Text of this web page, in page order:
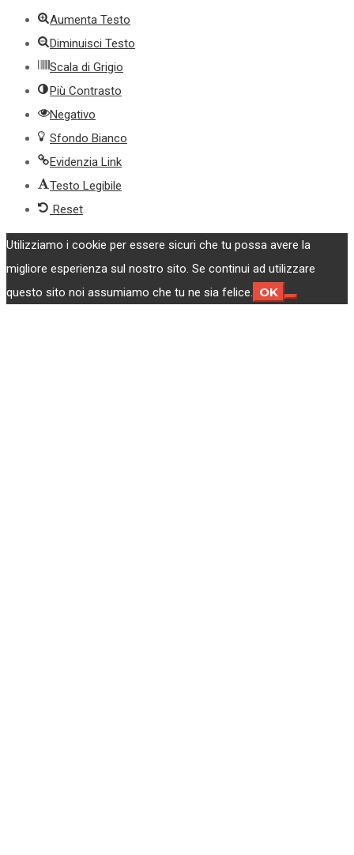
Aumenta Testo
Diminuisci Testo
Scala di Grigio
Più Contrasto
Negativo
Sfondo Bianco
Evidenzia Link
Testo Legibile
Reset
Utilizziamo i cookie per essere sicuri che tu possa avere la
migliore esperienza sul nostro sito. Se continui ad utilizzare
questo sito noi assumiamo che tu ne sia felice. OK